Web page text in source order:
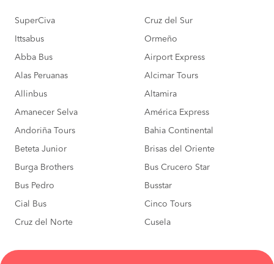
SuperCiva Cruz del Sur
Ittsabus Ormeño
Abba Bus Airport Express
Alas Peruanas Alcimar Tours
Allinbus Altamira
Amanecer Selva América Express
Andoriña Tours Bahia Continental
Beteta Junior Brisas del Oriente
Burga Brothers Bus Crucero Star
Bus Pedro Busstar
Cial Bus Cinco Tours
Cruz del Norte Cusela